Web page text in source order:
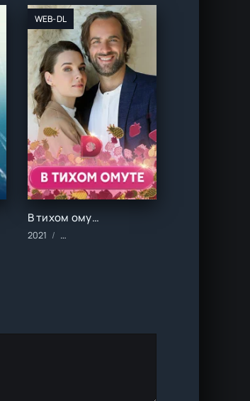
Русские/Драма/Мелодрамы
WEB-DL
В тихом омуте (2021)
2021 Сериалы/2021 год/Зарубежные/Русские/